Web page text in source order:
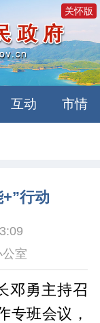
关怀版
互动 市情
行动
室
勇主持召
专班会议，